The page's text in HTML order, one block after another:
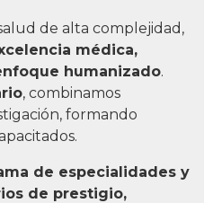
de alta complejidad,
médica,
humanizado.
, combinamos
formando
de especialidades y
de prestigio,